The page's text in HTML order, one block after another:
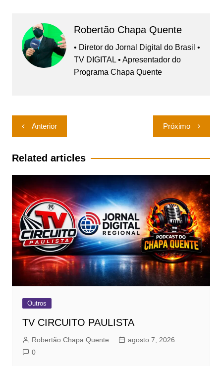
Robertão Chapa Quente
• Diretor do Jornal Digital do Brasil •
TV DIGITAL • Apresentador do
Programa Chapa Quente
Navegação
de
Post
Anterior Próximo
Related articles
Outros
TV CIRCUITO PAULISTA
Robertão Chapa Quente
agosto 7, 2026
0